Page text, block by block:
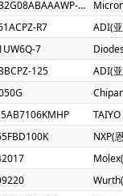
石)(19)
Chiplntelli(
大电子)(13)
X-
WALTER(华德)(9)
ORIENTAL
Geehy(珠海极海)(5)
)(3)
Qorvo(威讯联
亚迪)(3)
HDSC(华
Littelfuse(力特)(2)
Astrodyne TDI
MT29F32G08ABAAAWP-ITZ:A
R7
ADI(
7
125
ADI(
NXP(